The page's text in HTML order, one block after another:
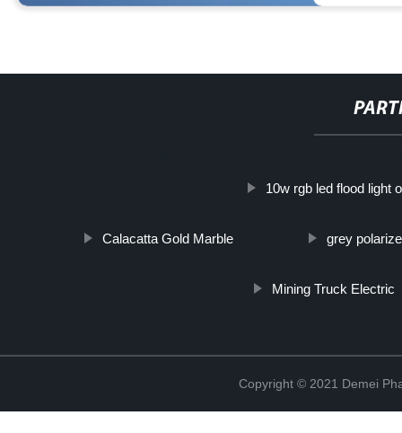
10w rgb led flood light
Calacatta Gold Marble grey
Mining Truck Electric
Copyright © 2021 Demei